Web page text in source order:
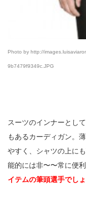
Photo by http://
9b7479f9349c.JPG
スーツのインナーとし
もあるカーディガン。
やすく、シャツの上に
能的には非〜〜常に便
イテムの筆頭選手でしょ